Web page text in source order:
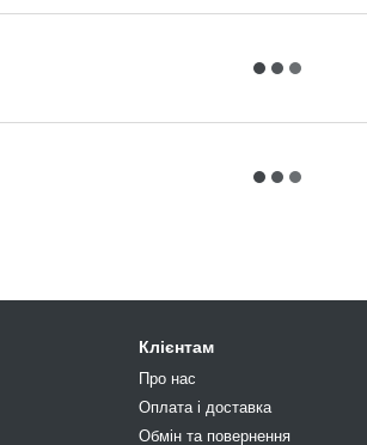
Клієнтам
Про нас
Оплата і доставка
Обмін та повернення